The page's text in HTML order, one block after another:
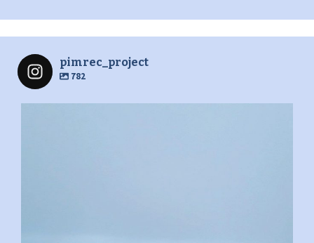
pimrec_project
782